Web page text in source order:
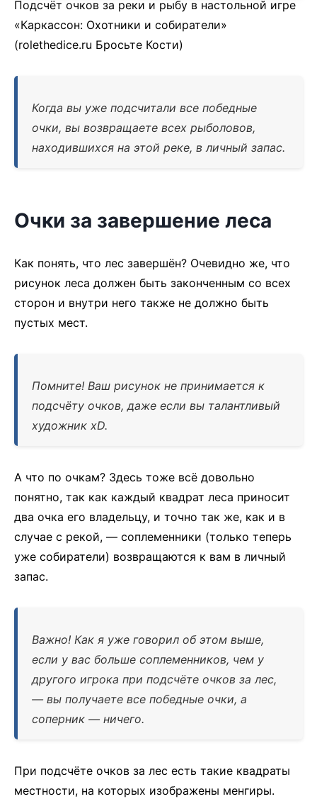
Подсчёт очков за реки и рыбу в настольной игре
«Каркассон: Охотники и собиратели»
(rolethedice.ru Бросьте Кости)
Когда вы уже подсчитали все победные
очки, вы возвращаете всех рыболовов,
находившихся на этой реке, в личный запас.
Очки за завершение леса
Как понять, что лес завершён? Очевидно же, что
рисунок леса должен быть законченным со всех
сторон и внутри него также не должно быть
пустых мест.
Помните! Ваш рисунок не принимается к
подсчёту очков, даже если вы талантливый
художник xD.
А что по очкам? Здесь тоже всё довольно
понятно, так как каждый квадрат леса приносит
два очка его владельцу, и точно так же, как и в
случае с рекой, — соплеменники (только теперь
уже собиратели) возвращаются к вам в личный
запас.
Важно! Как я уже говорил об этом выше,
если у вас больше соплеменников, чем у
другого игрока при подсчёте очков за лес,
— вы получаете все победные очки, а
соперник — ничего.
При подсчёте очков за лес есть такие квадраты
местности, на которых изображены менгиры.